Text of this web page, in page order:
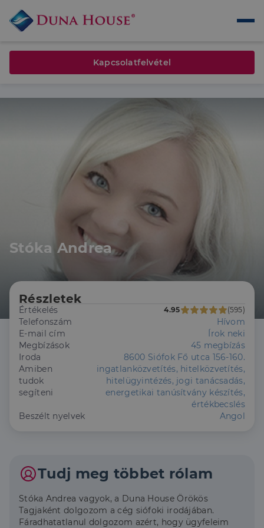
Kapcsolatfelvétel
Stóka Andrea
Részletek
Értékelés 4.95 (595)
Telefonszám
Hívom
E-mail cím
Írok neki
Megbízások
45 megbízás
Iroda
8600 Siófok Fő utca 156-160.
Amiben
tudok
segíteni
ingatlanközvetítés, hitelközvetítés,
hitelügyintézés, jogi tanácsadás,
energetikai tanúsítvány készítés,
értékbecslés
Beszélt nyelvek
Angol
Tudj meg többet rólam
Stóka Andrea vagyok, a Duna House Örökös
Tagjaként dolgozom a cég siófoki irodájában.
Fáradhatatlanul dolgozom azért, hogy ügyfeleim